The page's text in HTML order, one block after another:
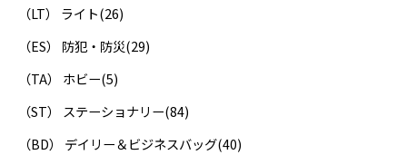
（LT） ライト(26)
（ES） 防犯・防災(29)
（TA） ホビー(5)
（ST） ステーショナリー(84)
（BD） デイリー＆ビジネスバッグ(40)